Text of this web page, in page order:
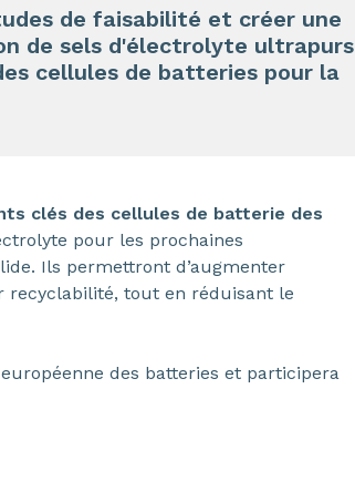
de faisabilité et créer une
de sels d'électrolyte ultrapurs
cellules de batteries pour la
clés des cellules de batterie des
pour les prochaines
Ils permettront d’augmenter
tout en réduisant le
des batteries et participera